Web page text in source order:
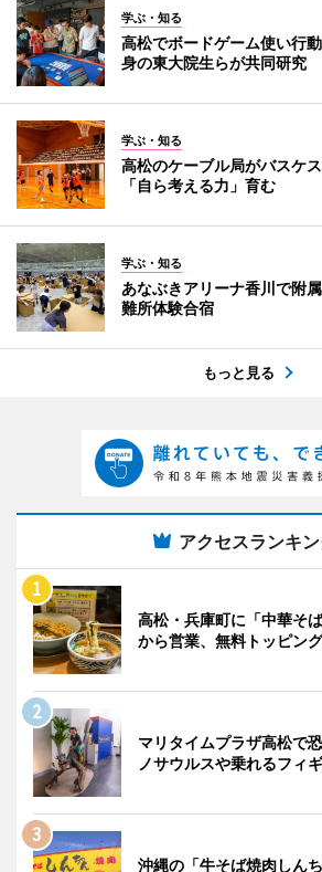
学ぶ・知る
高松でボードゲーム使い行
身の東大院生らが共同研究
学ぶ・知る
高松のケーブル局がバスケ
「自ら考える力」育む
学ぶ・知る
あなぶきアリーナ香川で附
難所体験合宿
もっと見る
アクセスランキ
高松・兵庫町に「中華そ
から営業、無料トッピン
マリタイムプラザ高松で
ノサウルスや乗れるフィ
沖縄の「牛そば焼肉しん